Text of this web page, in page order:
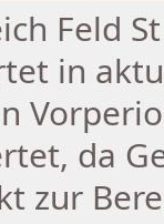
Feld
in
da
zur